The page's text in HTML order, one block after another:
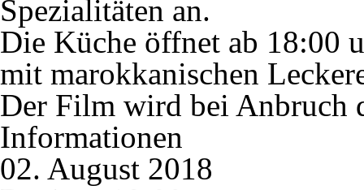
Spezialitäten an.
Die Küche öffnet ab 18:00
mit marokkanischen
Der Film wird bei Anbruch
Informationen
02. August 2018